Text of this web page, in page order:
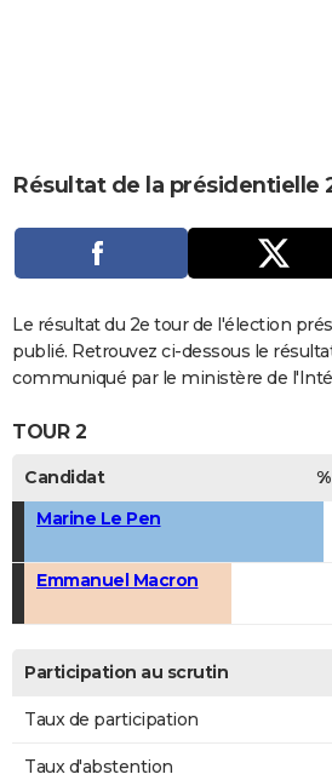
CARTE DE VOEUX
DICTIONNAIRE
Dictionnaire
Biographies
Expressions
Proverbes
PROGRAMME TV
COPAINS D'AVANT
Se connecter
Collèges
Universités
Entreprises
Service militaire
Avis de recherche
AVIS DE DÉCÈS
FORUM
Bricolage
Culture
Television
Voyage
Résultat de la présidentielle
Le résultat du 2e tour de l'élection
publié. Retrouvez ci-dessous le
communiqué par le ministère de
TOUR 2
Candidat
Marine Le Pen
Emmanuel Macron
Participation au scrutin
Taux de participation
Taux d'abstention